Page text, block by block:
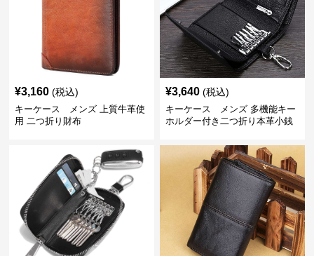
¥3,160 (税込)
キーケース メンズ 上質牛革使
用 二つ折り財布
¥3,640 (税込)
キーケース メンズ 多機能キー
ホルダー付き二つ折り本革小銭